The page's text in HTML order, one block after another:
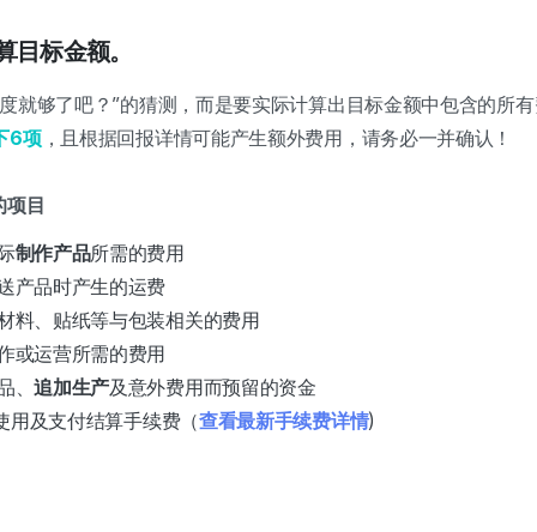
标金额。
就够了吧？”的猜测，而是要实际计算出目标金额中包含的所
6项，且根据回报详情可能产生额外费用，请务必一并确认！
项目
制作产品所需的费用
产品时产生的运费
料、贴纸等与包装相关的费用
或运营所需的费用
、追加生产及意外费用而预留的资金
用及支付结算手续费（查看最新手续费详情)